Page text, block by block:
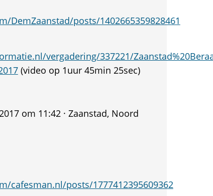
DemZaanstad/posts/1402665359828461
vergadering/337221/
(video op 1uur 45min 25sec)
om 11:42 · Zaanstad, Noord
cafesman.nl/posts/1777412395609362